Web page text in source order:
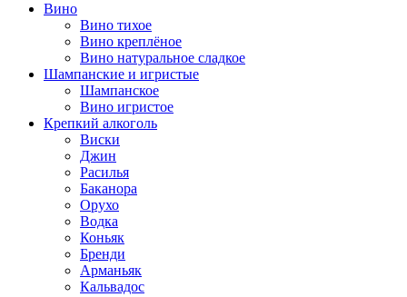
Вино
Вино тихое
Вино креплёное
Вино натуральное сладкое
Шампанские и игристые
Шампанское
Вино игристое
Крепкий алкоголь
Виски
Джин
Расилья
Баканора
Орухо
Водка
Коньяк
Бренди
Арманьяк
Кальвадос